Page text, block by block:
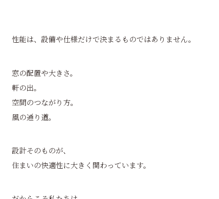
性能は、設備や仕様だけで決まるものではありません。
窓の配置や大きさ。
軒の出。
空間のつながり方。
風の通り道。
設計そのものが、
住まいの快適性に大きく関わっています。